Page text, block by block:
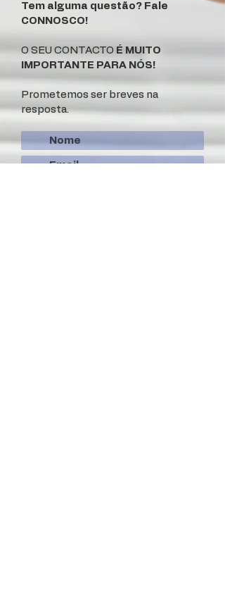
Tem alguma questão? Fale
CONNOSCO!
O SEU CONTACTO É MUITO
IMPORTANTE PARA NÓS!
Prometemos ser breves na
resposta.